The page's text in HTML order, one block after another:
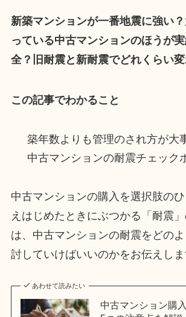
新築マンションが一番地震に強い
っている中古マンションのほうが
全？旧耐震と新耐震でどれくらい変
この記事でわかること
築年数よりも管理のされ方が大
中古マンションの耐震チェック
中古マンションの購入を選択肢の
えはじめたときにぶつかる「耐震
は、中古マンションの耐震をどの
討していけばいいのかをお伝えしま
あわせて読みたい
中古マンション購